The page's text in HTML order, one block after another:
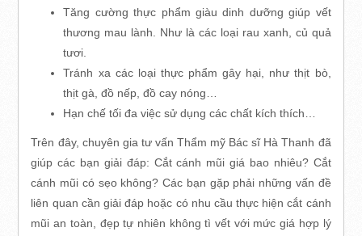
Tăng cường thực phẩm giàu dinh dưỡng giúp vết
thương mau lành. Như là các loại rau xanh, củ quả
tươi.
Tránh xa các loại thực phẩm gây hại, như thịt bò,
thịt gà, đồ nếp, đồ cay nóng…
Hạn chế tối đa việc sử dụng các chất kích thích…
Trên đây, chuyên gia tư vấn Thẩm mỹ Bác sĩ Hà Thanh đã
giúp các bạn giải đáp: Cắt cánh mũi giá bao nhiêu? Cắt
cánh mũi có sẹo không? Các bạn gặp phải những vấn đề
liên quan cần giải đáp hoặc có nhu cầu thực hiện cắt cánh
mũi an toàn, đẹp tự nhiên không tì vết với mức giá hợp lý